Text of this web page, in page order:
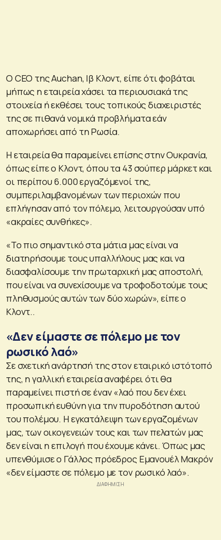
Ο CEO της Auchan, Ιβ Κλοντ, είπε ότι φοβάται
μήπως η εταιρεία χάσει τα περιουσιακά της
στοιχεία ή εκθέσει τους τοπικούς διαχειριστές
της σε πιθανά νομικά προβλήματα εάν
αποχωρήσει από τη Ρωσία.
Η εταιρεία θα παραμείνει επίσης στην Ουκρανία,
όπως είπε ο Κλοντ, όπου τα 43 σούπερ μάρκετ και
οι περίπου 6.000 εργαζόμενοί της,
συμπεριλαμβανομένων των περιοχών που
επλήγησαν από τον πόλεμο, λειτουργούσαν υπό
«ακραίες συνθήκες».
«Το πιο σημαντικό στα μάτια μας είναι να
διατηρήσουμε τους υπαλλήλους μας και να
διασφαλίσουμε την πρωταρχική μας αποστολή,
που είναι να συνεχίσουμε να τροφοδοτούμε τους
πληθυσμούς αυτών των δύο χωρών», είπε ο
Κλοντ..
«Δεν είμαστε σε πόλεμο με τον
ρωσικό λαό»
Σε σχετική ανάρτησή της στον εταιρικό ιστότοπό
της, η γαλλική εταιρεία αναφέρει ότι θα
παραμείνει πιστή σε έναν «λαό που δεν έχει
προσωπική ευθύνη για την πυροδότηση αυτού
του πολέμου. Η εγκατάλειψη των εργαζομένων
μας, των οικογενειών τους και των πελατών μας
δεν είναι η επιλογή που έχουμε κάνει. Όπως μας
υπενθύμισε ο Γάλλος πρόεδρος Εμανουέλ Μακρόν
«δεν είμαστε σε πόλεμο με τον ρωσικό λαό».